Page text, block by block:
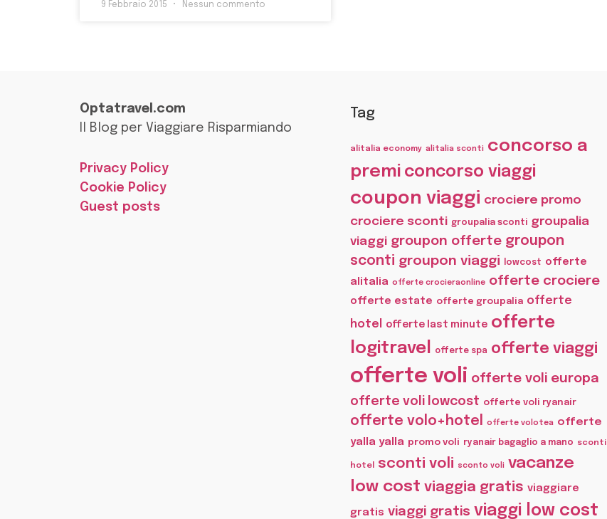
9 Febbraio 2015 Nessun commento
Optatravel.com
Il Blog per Viaggiare Risparmiando
Privacy Policy
Cookie Policy
Guest posts
Tag
alitalia economy alitalia sconti concorso a
premi concorso viaggi
coupon viaggi crociere promo
crociere sconti groupalia sconti groupalia
viaggi groupon offerte groupon
sconti groupon viaggi lowcost offerte
alitalia offerte crocieraonline offerte crociere
offerte estate offerte groupalia offerte
hotel
offerte last minute offerte
logitravel offerte spa offerte viaggi
offerte voli offerte voli europa
offerte voli lowcost offerte voli ryanair
offerte volo+hotel offerte volotea offerte
yalla yalla promo voli ryanair bagaglio a mano sconti
hotel sconti voli sconto voli vacanze
low cost viaggia gratis viaggiare
gratis viaggi gratis viaggi low cost